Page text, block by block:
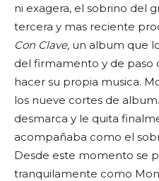
ni exagera, el sobrino del
tercera y mas reciente
Con Clave, un album que
del firmamento y de paso
hacer su propia musica.
los nueve cortes de
desmarca y le quita
acompañaba como el
Desde este momento se
tranquilamente como